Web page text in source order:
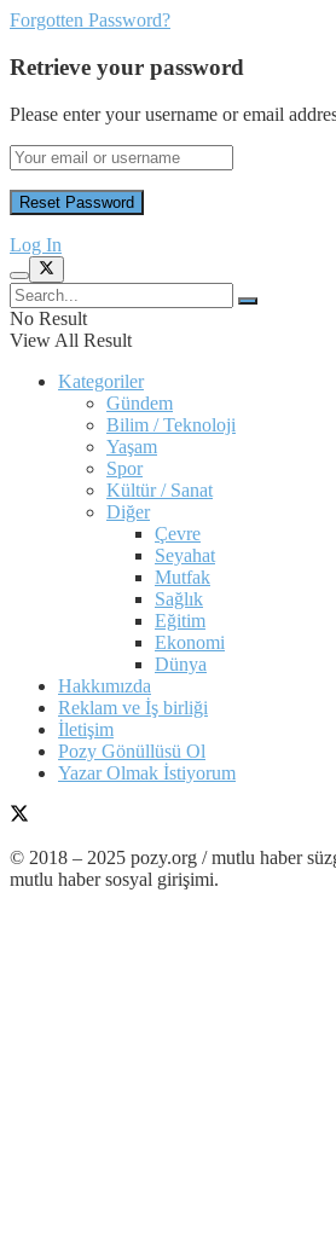
Forgotten Password?
Retrieve your password
Please enter your username or email
Log In
No Result
View All Result
Kategoriler
Gündem
Bilim / Teknoloji
Yaşam
Spor
Kültür / Sanat
Diğer
Çevre
Seyahat
Mutfak
Sağlık
Eğitim
Ekonomi
Dünya
Hakkımızda
Reklam ve İş birliği
İletişim
Pozy Gönüllüsü Ol
Yazar Olmak İstiyorum
© 2018 – 2025 pozy.org / mutlu haber
mutlu haber sosyal girişimi.